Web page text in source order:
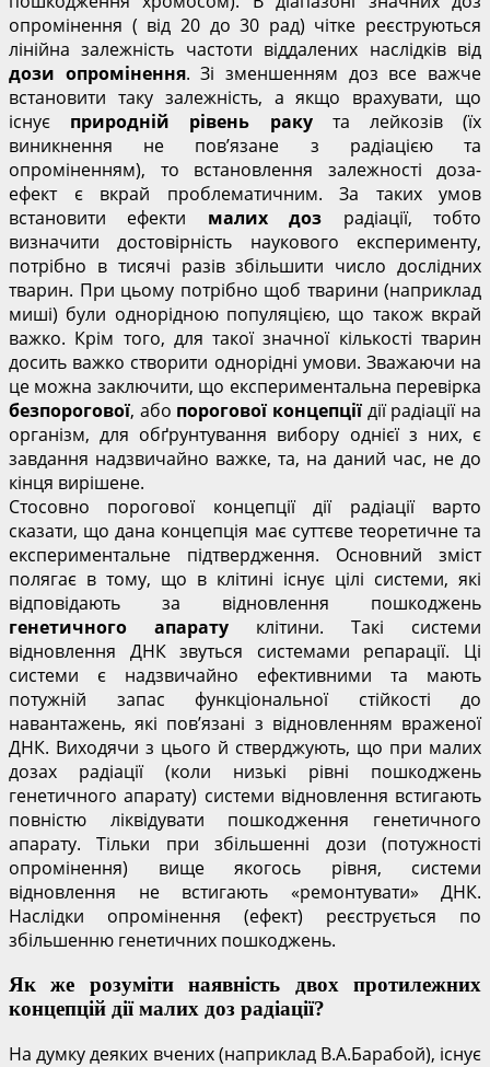
опромінення ( від 20 до 30 рад) чітке реєструються
лінійна залежність частоти віддалених наслідків від
дози опромінення. Зі зменшенням доз все важче
встановити таку залежність, а якщо врахувати, що
існує природній рівень ракута лейкозів (їх
виникнення не пов’язане з радіацією та
опроміненням), то встановлення залежності доза-
ефект є вкрай проблематичним. За таких умов
встановити ефекти малих доз радіації, тобто
визначити достовірність наукового експерименту,
потрібно в тисячі разів збільшити число дослідних
тварин. При цьому потрібно щоб тварини (наприклад
миші) були однорідною популяцією, що також вкрай
важко. Крім того, для такої значної кількості тварин
досить важко створити однорідні умови. Зважаючи на
це можна заключити, що експериментальна перевірка
безпорогової, або порогової концепції дії радіації на
організм, для обґрунтування вибору однієї з них, є
завдання надзвичайно важке, та, на даний час, не до
кінця вирішене.
Стосовно порогової концепції дії радіації варто
сказати, що дана концепція має суттєве теоретичне та
експериментальне підтвердження. Основний зміст
полягає в тому, що в клітині існує цілі системи, які
відповідають за відновлення пошкоджень
генетичного апарату клітини. Такі системи
відновлення ДНК звуться системами репарації. Ці
системи є надзвичайно ефективними та мають
потужній запас функціональної стійкості до
навантажень, які пов’язані з відновленням враженої
ДНК. Виходячи з цього й стверджують, що при малих
дозах радіації (коли низькі рівні пошкоджень
генетичного апарату) системи відновлення встигають
повністю ліквідувати пошкодження генетичного
апарату. Тільки при збільшенні дози (потужності
опромінення) вище якогось рівня, системи
відновлення не встигають «ремонтувати» ДНК.
Наслідки опромінення (ефект) реєструється по
збільшенню генетичних пошкоджень.
Як же розуміти наявність двох протилежних
концепцій дії малих доз радіації?
На думку деяких вчених (наприклад В.А.Барабой), існує